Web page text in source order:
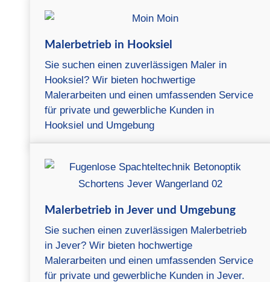
Malerbetrieb in Hooksiel
Sie suchen einen zuverlässigen Maler in
Hooksiel? Wir bieten hochwertige
Malerarbeiten und einen umfassenden Service
für private und gewerbliche Kunden in
Hooksiel und Umgebung
Malerbetrieb in Jever und Umgebung
Sie suchen einen zuverlässigen Malerbetrieb
in Jever? Wir bieten hochwertige
Malerarbeiten und einen umfassenden Service
für private und gewerbliche Kunden in Jever.